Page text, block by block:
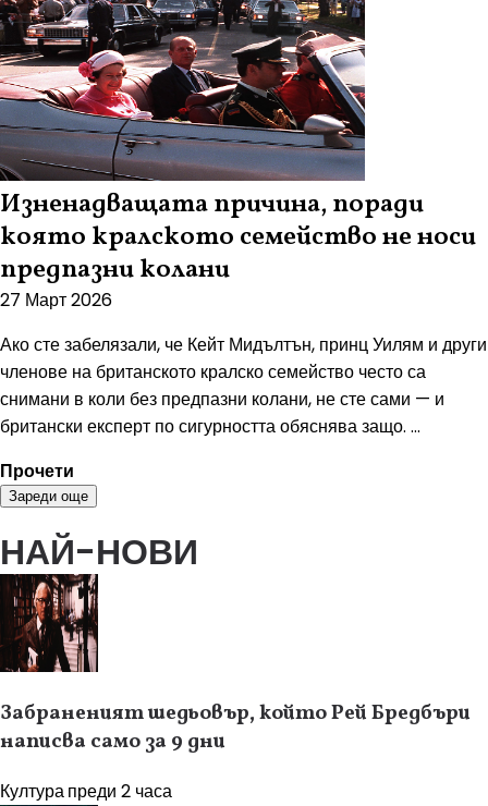
Изненадващата причина, поради
която кралското семейство не носи
предпазни колани
27 Март 2026
Ако сте забелязали, че Кейт Мидълтън, принц Уилям и други
членове на британското кралско семейство често са
снимани в коли без предпазни колани, не сте сами — и
британски експерт по сигурността обяснява защо. ...
Прочети
Зареди още
НАЙ-НОВИ
Забраненият шедьовър, който Рей Бредбъри
написва само за 9 дни
Културапреди 2 часа